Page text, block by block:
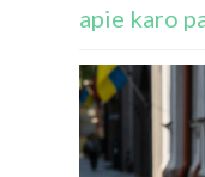
apie karo